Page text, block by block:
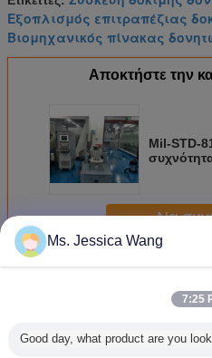
Εξοπλισμός επιτραπέζιας
Βιομηχανικός πίνακας
Αποκτήστε την
Mil-STD-
Να
ΠερισσότεροιΔόνηση
Ms. Jessica Wang
7:25
Good day, what product are you